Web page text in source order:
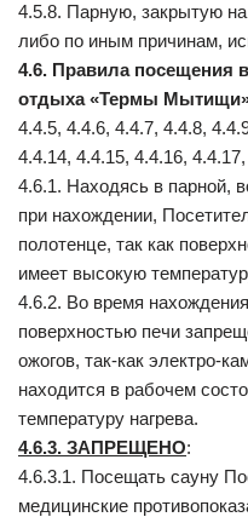
4.5.8. Парную, закрытую
либо по иным причинам,
4.6. Правила посещения
отдыха «Термы
4.4.5, 4.4.6, 4.4.7, 4.4.8,
4.4.14, 4.4.15, 4.4.16,
4.6.1. Находясь в парной,
при нахождении,
полотенце, так как
имеет высокую
4.6.2. Во время
поверхностью печи
ожогов, так-как электро-
находится в рабочем
температуру нагрева.
4.6.3. ЗАПРЕЩЕНО:
4.6.3.1. Посещать сауну
медицинские